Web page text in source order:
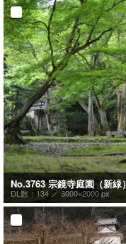
No.3763 宗鏡寺庭園（新緑）
DL数：134 ／3000×2000 px